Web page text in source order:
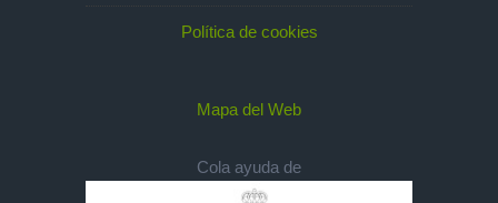
Política de cookies
Mapa del Web
Cola ayuda de